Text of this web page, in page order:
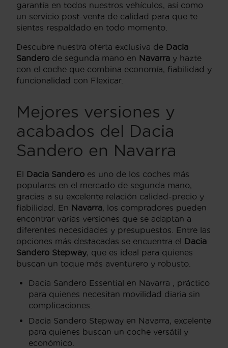
garantía en todos nuestros vehículos, así como
un servicio post-venta de calidad para que te
sientas respaldado en todo momento.
Descubre nuestra oferta exclusiva de Dacia
Sandero de segunda mano en Navarra y hazte
con el coche que combina economía, fiabilidad y
funcionalidad con Flexicar.
Mejores versiones y
acabados del Dacia
Sandero en Navarra
El Dacia Sandero es uno de los coches más
populares en el mercado de segunda mano,
gracias a su excelente relación calidad-precio y
fiabilidad. En Navarra, los compradores pueden
encontrar varias versiones que se adaptan a
diferentes necesidades y presupuestos. Entre las
opciones más destacadas se encuentra el Dacia
Sandero Stepway, que es ideal para quienes
buscan un toque más aventurero y robusto.
Dacia Sandero Essential en Navarra , práctico
para quienes necesitan movilidad diaria sin
complicaciones.
Dacia Sandero Stepway en Navarra, excelente
para quienes buscan un coche versátil y
económico.